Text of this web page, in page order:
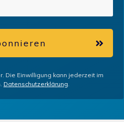
Die Einwilligung kann jederzeit im
Datenschutzerklärung.